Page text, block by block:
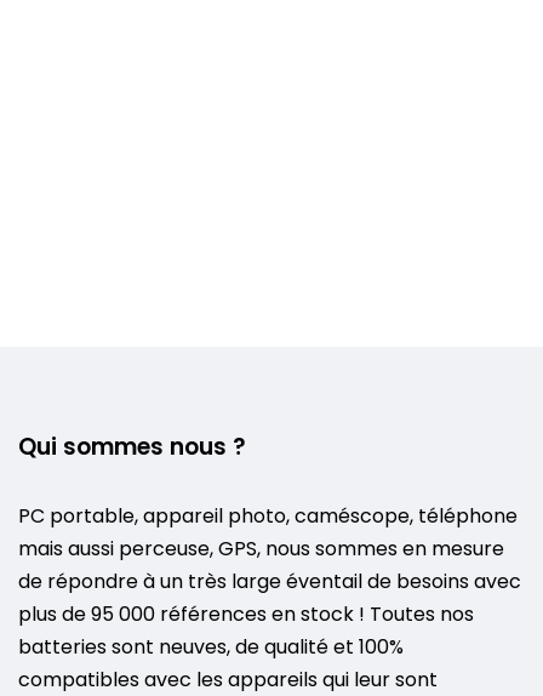
Qui sommes nous ?
PC portable, appareil photo, caméscope, téléphone
mais aussi perceuse, GPS, nous sommes en mesure
de répondre à un très large éventail de besoins avec
plus de 95 000 références en stock ! Toutes nos
batteries sont neuves, de qualité et 100%
compatibles avec les appareils qui leur sont